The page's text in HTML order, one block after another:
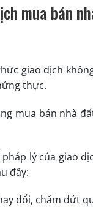
mua bán
giao dịch
thực.
mua bán nhà
lý của giao
đây:
đổi, chấm dứt